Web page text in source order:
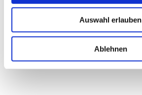
Auswahl erlauben
Ablehnen